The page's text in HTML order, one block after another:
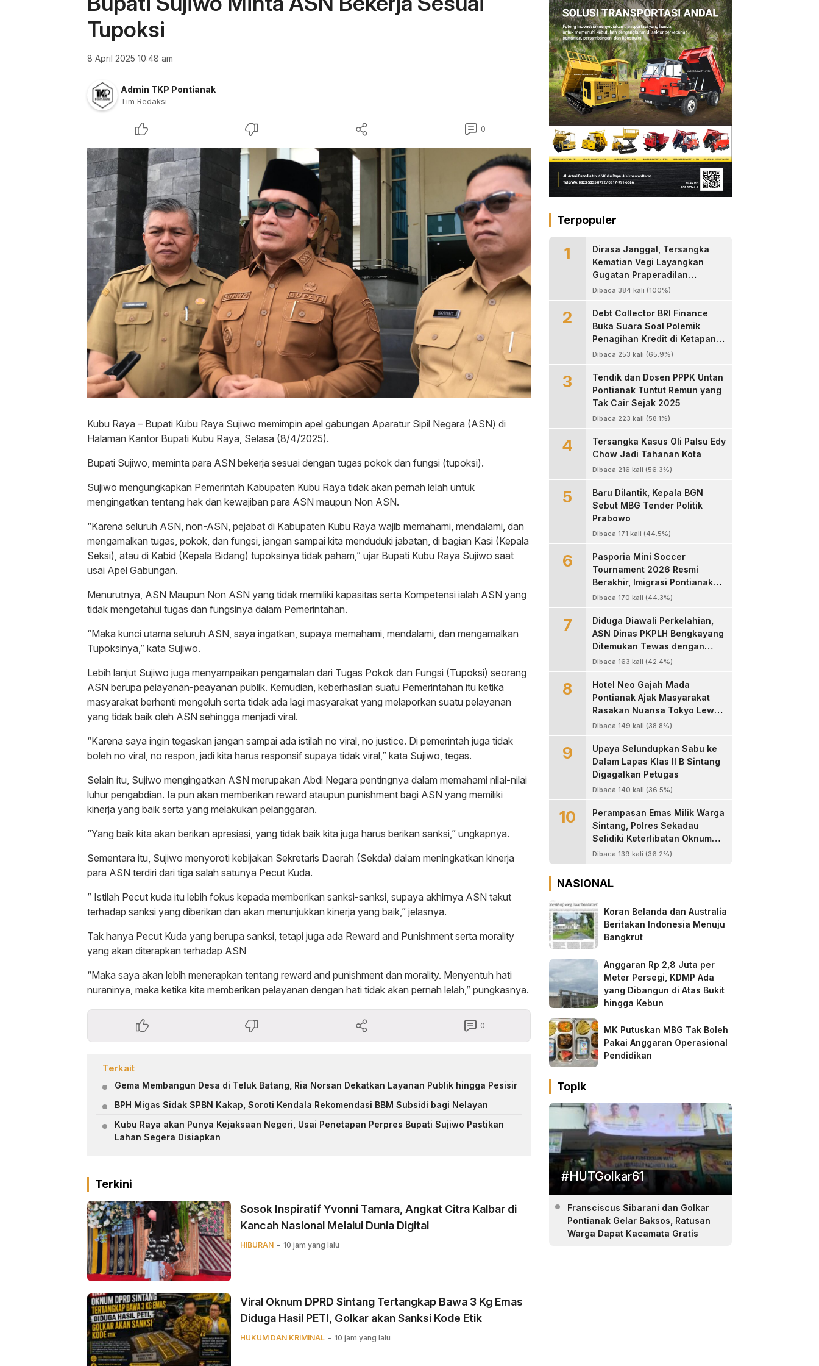
Tupoksi
8 April 2025 10:48 am
Admin TKP Pontianak
Tim Redaksi
0
Kubu Raya – Bupati Kubu Raya Sujiwo memimpin apel gabungan Aparatur Sipil Negara (ASN) di
Halaman Kantor Bupati Kubu Raya, Selasa (8/4/2025).
Bupati Sujiwo, meminta para ASN bekerja sesuai dengan tugas pokok dan fungsi (tupoksi).
Sujiwo mengungkapkan Pemerintah Kabupaten Kubu Raya tidak akan pernah lelah untuk
mengingatkan tentang hak dan kewajiban para ASN maupun Non ASN.
“Karena seluruh ASN, non-ASN, pejabat di Kabupaten Kubu Raya wajib memahami, mendalami, dan
mengamalkan tugas, pokok, dan fungsi, jangan sampai kita menduduki jabatan, di bagian Kasi (Kepala
Seksi), atau di Kabid (Kepala Bidang) tupoksinya tidak paham,” ujar Bupati Kubu Raya Sujiwo saat
usai Apel Gabungan.
Menurutnya, ASN Maupun Non ASN yang tidak memiliki kapasitas serta Kompetensi ialah ASN yang
tidak mengetahui tugas dan fungsinya dalam Pemerintahan.
“Maka kunci utama seluruh ASN, saya ingatkan, supaya memahami, mendalami, dan mengamalkan
Tupoksinya,” kata Sujiwo.
Lebih lanjut Sujiwo juga menyampaikan pengamalan dari Tugas Pokok dan Fungsi (Tupoksi) seorang
ASN berupa pelayanan-peayanan publik. Kemudian, keberhasilan suatu Pemerintahan itu ketika
masyarakat berhenti mengeluh serta tidak ada lagi masyarakat yang melaporkan suatu pelayanan
yang tidak baik oleh ASN sehingga menjadi viral.
“Karena saya ingin tegaskan jangan sampai ada istilah no viral, no justice. Di pemerintah juga tidak
boleh no viral, no respon, jadi kita harus responsif supaya tidak viral,” kata Sujiwo, tegas.
Selain itu, Sujiwo mengingatkan ASN merupakan Abdi Negara pentingnya dalam memahami nilai-nilai
luhur pengabdian. Ia pun akan memberikan reward ataupun punishment bagi ASN yang memiliki
kinerja yang baik serta yang melakukan pelanggaran.
“Yang baik kita akan berikan apresiasi, yang tidak baik kita juga harus berikan sanksi,” ungkapnya.
Sementara itu, Sujiwo menyoroti kebijakan Sekretaris Daerah (Sekda) dalam meningkatkan kinerja
para ASN terdiri dari tiga salah satunya Pecut Kuda.
” Istilah Pecut kuda itu lebih fokus kepada memberikan sanksi-sanksi, supaya akhirnya ASN takut
terhadap sanksi yang diberikan dan akan menunjukkan kinerja yang baik,” jelasnya.
Tak hanya Pecut Kuda yang berupa sanksi, tetapi juga ada Reward and Punishment serta morality
yang akan diterapkan terhadap ASN
“Maka saya akan lebih menerapkan tentang reward and punishment dan morality. Menyentuh hati
nuraninya, maka ketika kita memberikan pelayanan dengan hati tidak akan pernah lelah,” pungkasnya.
0
Terkait
Gema Membangun Desa di Teluk Batang, Ria Norsan Dekatkan Layanan Publik hingga Pesisir
BPH Migas Sidak SPBN Kakap, Soroti Kendala Rekomendasi BBM Subsidi bagi Nelayan
Kubu Raya akan Punya Kejaksaan Negeri, Usai Penetapan Perpres Bupati Sujiwo Pastikan
Lahan Segera Disiapkan
Terkini
‎Sosok Inspiratif Yvonni Tamara, Angkat Citra Kalbar di
Kancah Nasional Melalui Dunia Digital ‎
HIBURAN 10 jam yang lalu
Viral Oknum DPRD Sintang Tertangkap Bawa 3 Kg Emas
Diduga Hasil PETI, Golkar akan Sanksi Kode Etik
HUKUM DAN KRIMINAL 10 jam yang lalu
Terpopuler
1
Dirasa Janggal, Tersangka
Kematian Vegi Layangkan
Gugatan Praperadilan
Kapolres Landak
Dibaca 384 kali (100%)
2
Debt Collector BRI Finance
Buka Suara Soal Polemik
Penagihan Kredit di Ketapang,
Bantah Tuduhan
Dibaca 253 kali (65.9%)
3
Tendik dan Dosen PPPK Untan
Pontianak Tuntut Remun yang
Tak Cair Sejak 2025
Dibaca 223 kali (58.1%)
4
Tersangka Kasus Oli Palsu Edy
Chow Jadi Tahanan Kota
Dibaca 216 kali (56.3%)
5
Baru Dilantik, Kepala BGN
Sebut MBG Tender Politik
Prabowo
Dibaca 171 kali (44.5%)
6
Pasporia Mini Soccer
Tournament 2026 Resmi
Berakhir, Imigrasi Pontianak
Sukses Hadirkan Ajang Sportif
Masyarakat
Dibaca 170 kali (44.3%)
7
Diduga Diawali Perkelahian,
ASN Dinas PKPLH Bengkayang
Ditemukan Tewas dengan
Luka Parah di Depan Cafe
Dibaca 163 kali (42.4%)
8
Hotel Neo Gajah Mada
Pontianak Ajak Masyarakat
Rasakan Nuansa Tokyo Lewat
Program “60 Seconds to
Dibaca 149 kali (38.8%)
9
Upaya Selundupkan Sabu ke
Dalam Lapas Klas II B Sintang
Digagalkan Petugas
Dibaca 140 kali (36.5%)
10
Perampasan Emas Milik Warga
Sintang, Polres Sekadau
Selidiki Keterlibatan Oknum
Jaksa, Anggota TNI dan
Dibaca 139 kali (36.2%)
NASIONAL
Koran Belanda dan Australia
Beritakan Indonesia Menuju
Bangkrut
Anggaran Rp 2,8 Juta per
Meter Persegi, KDMP Ada
yang Dibangun di Atas Bukit
hingga Kebun
MK Putuskan MBG Tak Boleh
Pakai Anggaran Operasional
Pendidikan
Topik
#HUTGolkar61
Fransciscus Sibarani dan Golkar
Pontianak Gelar Baksos, Ratusan
Warga Dapat Kacamata Gratis